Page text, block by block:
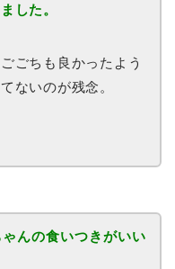
した。
ごちも良かったよう
ないのが残念。
んの食いつきがいい